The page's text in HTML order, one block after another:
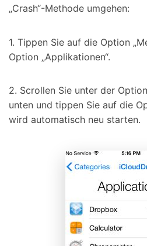
„Crash“-Methode umgehen:
1. Tippen Sie auf die Option
Option „Applikationen“.
2. Scrollen Sie unter der
unten und tippen Sie auf die
wird automatisch neu starten.